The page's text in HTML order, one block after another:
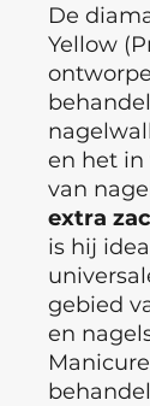
De
Yellow
en het in
van
extra
is hij
gebied
en